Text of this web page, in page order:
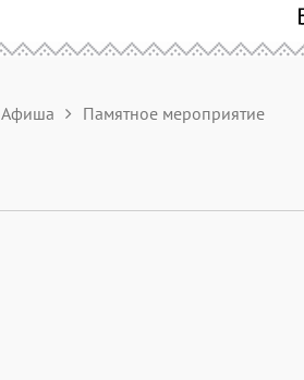
Афиша Памятное мероприятие